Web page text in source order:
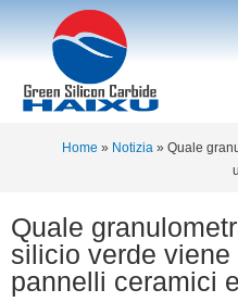
Home » Notizia » Quale
Quale
silicio verde
pannelli ceramici